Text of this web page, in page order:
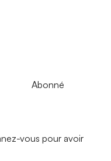
Abonné
vous pour avoir